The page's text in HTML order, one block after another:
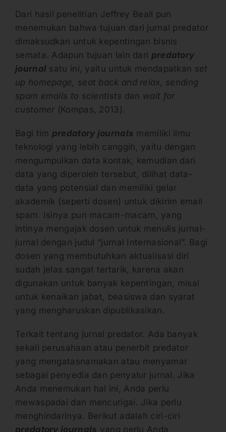
Dari hasil penelitian Jeffrey Beall pun
menemukan bahwa tujuan dari jurnal predator
dimaksudkan untuk kepentingan bisnis
semata. Adapun tujuan lain dari predatory
journal satu ini, yaitu untuk mendapatkan set
up homepage, seat back and relax, sending
spam emails to scientists dan wait for
customer (Kompas, 2013).
Bagi tim predatory journals memiliki ilmu
teknologi yang lebih canggih, yaitu dengan
mengumpulkan data kontak, kemudian dari
data yang diperoleh tersebut, dilihat data-
data yang potensial dan memiliki gelar
akademik (seperti dosen) untuk dikirim email
spam. Isinya pun macam-macam, yang
intinya mengajak dosen untuk menulis jurnal-
jurnal dengan judul “jurnal Internasional”. Bagi
dosen yang membutuhkan aktualisasi diri
sudah jelas sangat tertarik, karena akan
digunakan untuk banyak kepentingan, misal
untuk kenaikan jabat, beasiswa dan syarat
yang mengharuskan dipublikasikan.
Terkait tentang jurnal predator. Ada banyak
sekali perusahaan atau penerbit predator
yang mengatasnamakan atau menyamar
sebagai penyedia dan penyalur jurnal. Jika
Anda menemukan hal ini, Anda perlu
mewaspadai dan mencurigai. Jika perlu
menghindarinya. Berikut adalah ciri-ciri
predatory journals yang perlu Anda